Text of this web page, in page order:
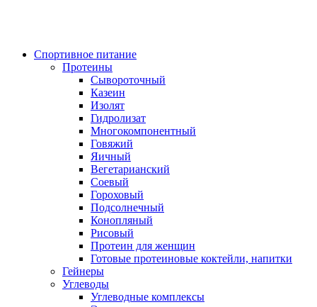
Спортивное питание
Протеины
Сывороточный
Казеин
Изолят
Гидролизат
Многокомпонентный
Говяжий
Яичный
Вегетарианский
Соевый
Гороховый
Подсолнечный
Конопляный
Рисовый
Протеин для женщин
Готовые протеиновые коктейли, напитки
Гейнеры
Углеводы
Углеводные комплексы